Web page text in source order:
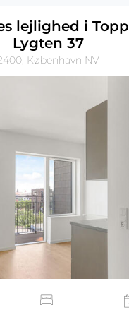
lejlighed i
Lygten 37
København NV